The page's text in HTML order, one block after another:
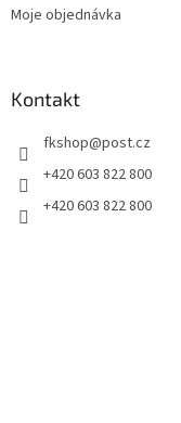
Moje objednávka
Kontakt
fkshop@post.cz
+420 603 822 800
+420 603 822 800